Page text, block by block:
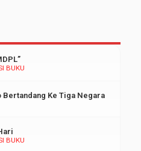
BUKU
Bertandang Ke Tiga Negara
BUKU